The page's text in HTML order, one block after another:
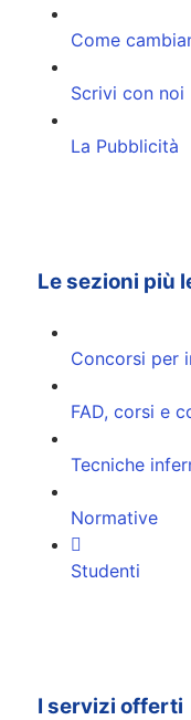
Come
Scrivi con noi
La Pubblicità
Le sezioni più
Concorsi per
FAD, corsi e
Tecniche
Normative
Studenti
I servizi offerti